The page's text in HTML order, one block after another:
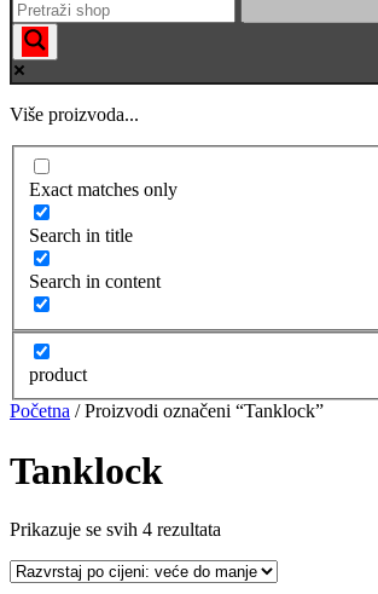
Više proizvoda...
Exact matches only
Search in title
Search in content
product
Početna / Proizvodi označeni “Tanklock”
Tanklock
Prikazuje se svih 4 rezultata
cijeni: